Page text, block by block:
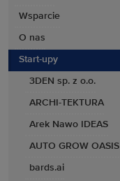
Wsparcie
O nas
Start-upy
3DEN sp. z o.o.
ARCHI-TEKTURA
Arek Nawo IDEAS
AUTO GROW OASIS
bards.ai